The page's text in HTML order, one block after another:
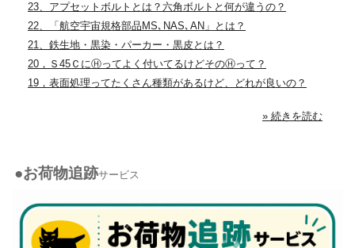
23、アプセットボルトとは？六角ボルトと何が違うの？
22、「航空宇宙規格部品MS､NAS､AN」とは？
21、鉄生地・黒染・パーカー・黒皮とは？
20，Ｓ45ＣにⒽってよく付いてるけどそのⒽって？
19，表面処理ってたくさん種類があるけど、どれが良いの？
» 続きを読む
●お荷物追跡サービス